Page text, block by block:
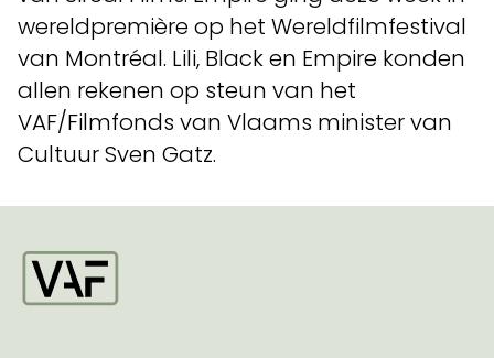
wereldpremière op het Wereldfilmfestival
van Montréal. Lili, Black en Empire konden
allen rekenen op steun van het
VAF/Filmfonds van Vlaams minister van
Cultuur Sven Gatz.